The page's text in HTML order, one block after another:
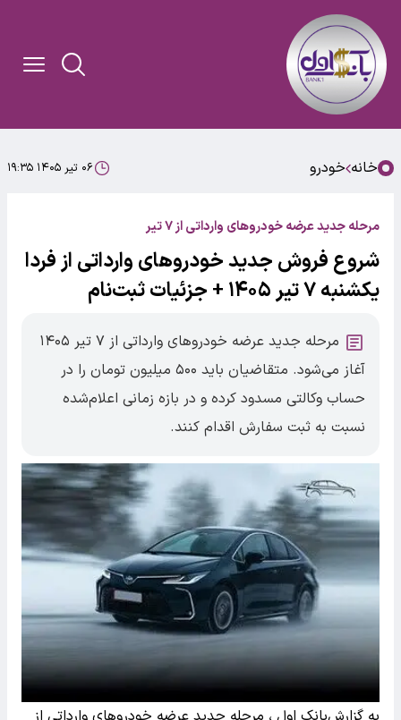
خانه خودرو ۰۶ تیر ۱۴۰۵ ۱۹:۳۵
مرحله جدید عرضه خودروهای وارداتی از ۷ تیر
شروع فروش جدید خودروهای وارداتی از فردا
یکشنبه ۷ تیر ۱۴۰۵ + جزئیات ثبت‌نام
مرحله جدید عرضه خودروهای وارداتی از ۷ تیر ۱۴۰۵
آغاز می‌شود. متقاضیان باید ۵۰۰ میلیون تومان را در
حساب وکالتی مسدود کرده و در بازه زمانی اعلام‌شده
نسبت به ثبت سفارش اقدام کنند.